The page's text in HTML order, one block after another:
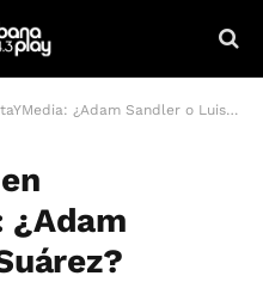
¿Adam Sandler o Luis Suárez?
¿Adam